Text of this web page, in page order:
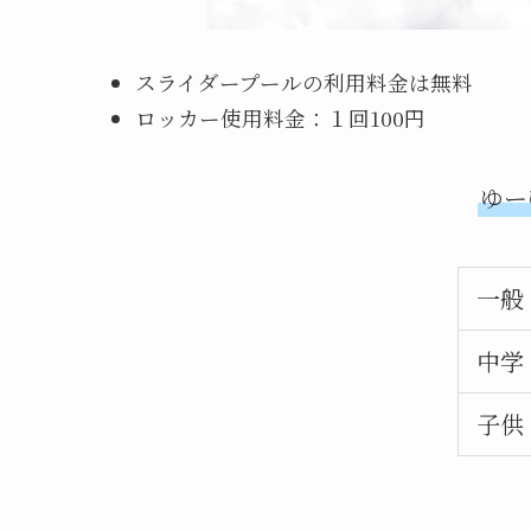
スライダープールの利用料金は無料
ロッカー使用料金：１回100円
ゆ
一般
中
子供